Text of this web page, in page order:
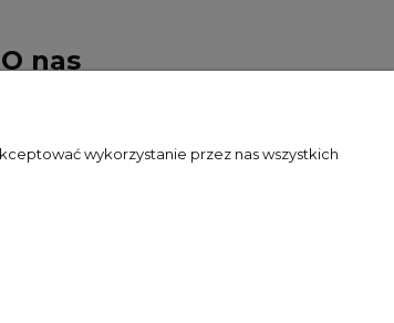
O nas
wykorzystanie przez nas wszystkich